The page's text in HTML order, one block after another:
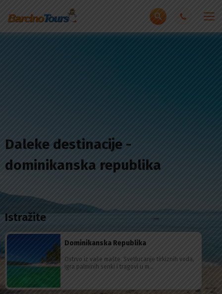
Daleke destinacije -
dominikanska republika
Istražite
Dominikanska Republika
Ostrvo iz vaše mašte. Svetlucanje tirkiznih voda,
igra palminih senki i tragovi u m...